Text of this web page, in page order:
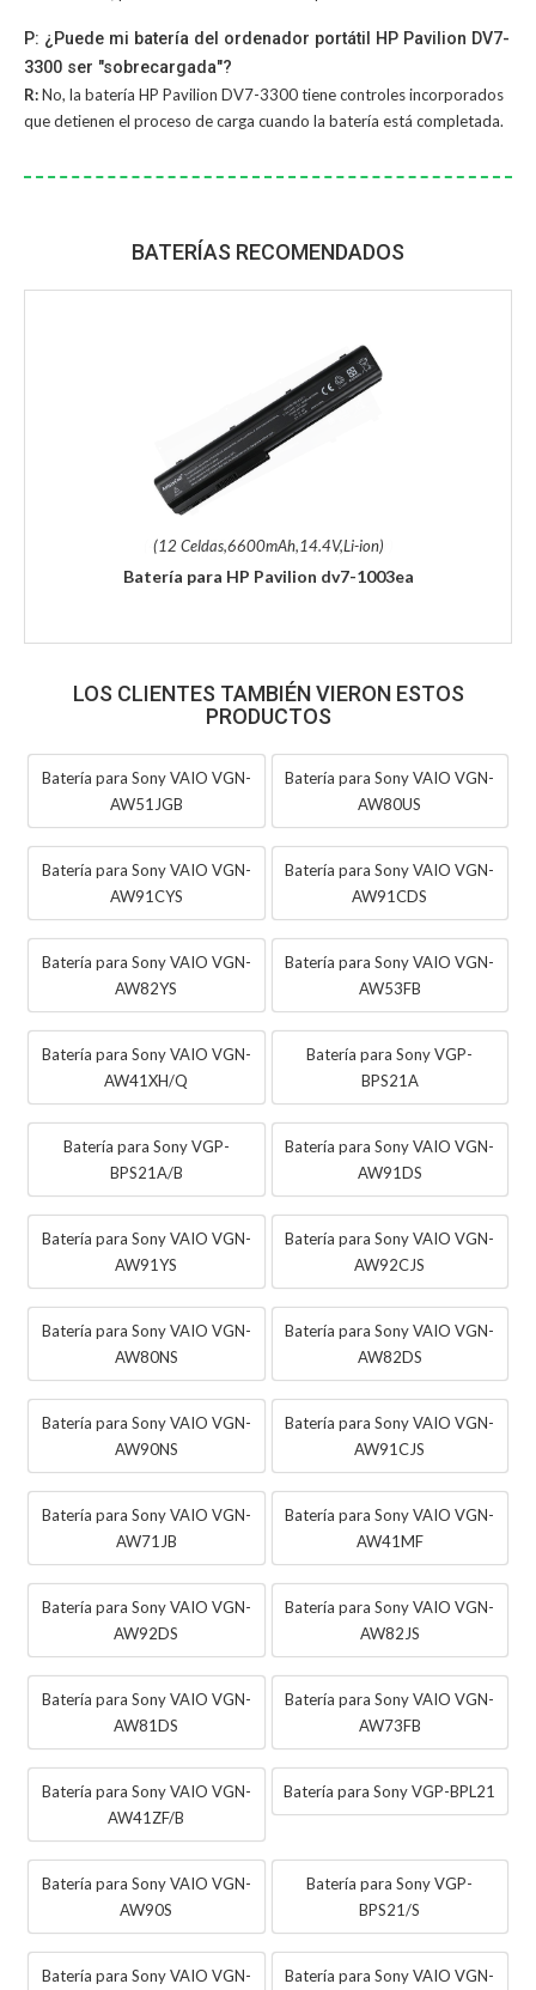
P: ¿Puede mi batería del ordenador portátil HP Pavilion DV7-
3300 ser "sobrecargada"?
R:No, la batería HP Pavilion DV7-3300tiene controles incorporados
que detienen el proceso de carga cuando la batería está completada.
BATERÍAS RECOMENDADOS
(12 Celdas,6600mAh,14.4V,Li-ion)
Batería para HP Pavilion dv7-1003ea
LOS CLIENTES TAMBIÉN VIERON ESTOS
PRODUCTOS
Batería para Sony VAIO VGN-
AW51JGB
Batería para Sony VAIO VGN-
AW80US
Batería para Sony VAIO VGN-
AW91CYS
Batería para Sony VAIO VGN-
AW91CDS
Batería para Sony VAIO VGN-
AW82YS
Batería para Sony VAIO VGN-
AW53FB
Batería para Sony VAIO VGN-
AW41XH/Q
Batería para Sony VGP-
BPS21A
Batería para Sony VGP-
BPS21A/B
Batería para Sony VAIO VGN-
AW91DS
Batería para Sony VAIO VGN-
AW91YS
Batería para Sony VAIO VGN-
AW92CJS
Batería para Sony VAIO VGN-
AW80NS
Batería para Sony VAIO VGN-
AW82DS
Batería para Sony VAIO VGN-
AW90NS
Batería para Sony VAIO VGN-
AW91CJS
Batería para Sony VAIO VGN-
AW71JB
Batería para Sony VAIO VGN-
AW41MF
Batería para Sony VAIO VGN-
AW92DS
Batería para Sony VAIO VGN-
AW82JS
Batería para Sony VAIO VGN-
AW81DS
Batería para Sony VAIO VGN-
AW73FB
Batería para Sony VAIO VGN-
AW41ZF/B
Batería para Sony VGP-BPL21
Batería para Sony VAIO VGN-
AW90S
Batería para Sony VGP-
BPS21/S
Batería para Sony VAIO VGN-
Batería para Sony VAIO VGN-